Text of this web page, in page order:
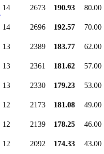
14 2673 190.93 80.00
14 2696 192.57 70.00
13 2389 183.77 62.00
13 2361 181.62 57.00
13 2330 179.23 53.00
12 2173 181.08 49.00
12 2139 178.25 46.00
12 2092 174.33 43.00